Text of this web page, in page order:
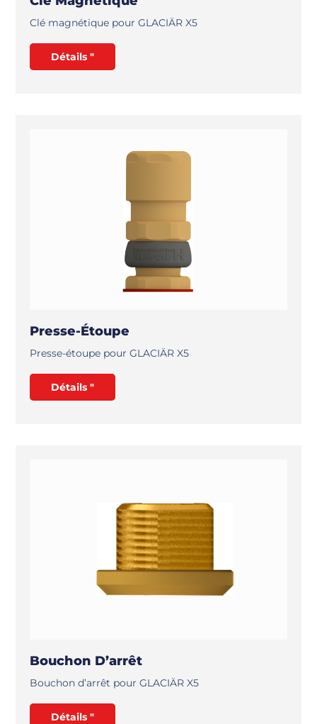
Clé magnétique pour GLACIÄR X5
Détails "
Presse-Étoupe
Presse-étoupe pour GLACIÄR X5
Détails "
Bouchon D’arrêt
Bouchon d’arrêt pour GLACIÄR X5
Détails "